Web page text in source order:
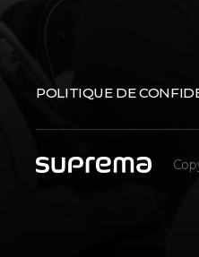
POLITIQUE DE